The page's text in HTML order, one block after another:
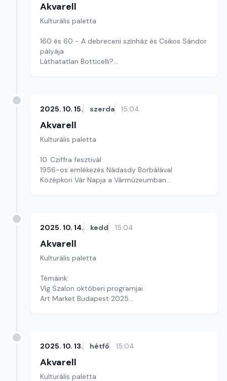
Akvarell
Kulturális paletta
160 és 60 - A debreceni színház és Csikos Sándor
pályája
Láthatatlan Botticelli?
2025. 10. 15. szerda 15:04
Akvarell
Kulturális paletta
10. Cziffra fesztivál
1956-os emlékezés Nádasdy Borbálával
Középkori Vár Napja a Vármúzeumban
2025. 10. 14. kedd 15:04
Akvarell
Kulturális paletta
Témáink:
Víg Szalon októberi programjai
Art Market Budapest 2025
2025. 10. 13. hétfő 15:04
Akvarell
Kulturális paletta